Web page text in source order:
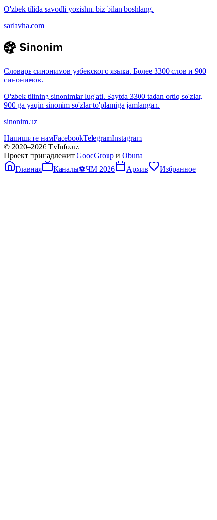
O'zbek tilida savodli yozishni biz bilan boshlang.
sarlavha.com
Словарь синонимов узбекского языка. Более 3300 слов и 900
синонимов.
O'zbek tilining sinonimlar lug'ati. Saytda 3300 tadan ortiq so'zlar,
900 ga yaqin sinonim so'zlar to'plamiga jamlangan.
sinonim.uz
Напишите намFacebookTelegramInstagram
© 2020–2026 TvInfo.uz
Проект принадлежит GoodGroup и Obuna
Главная
Каналы⚽ЧМ 2026 Архив Избранное